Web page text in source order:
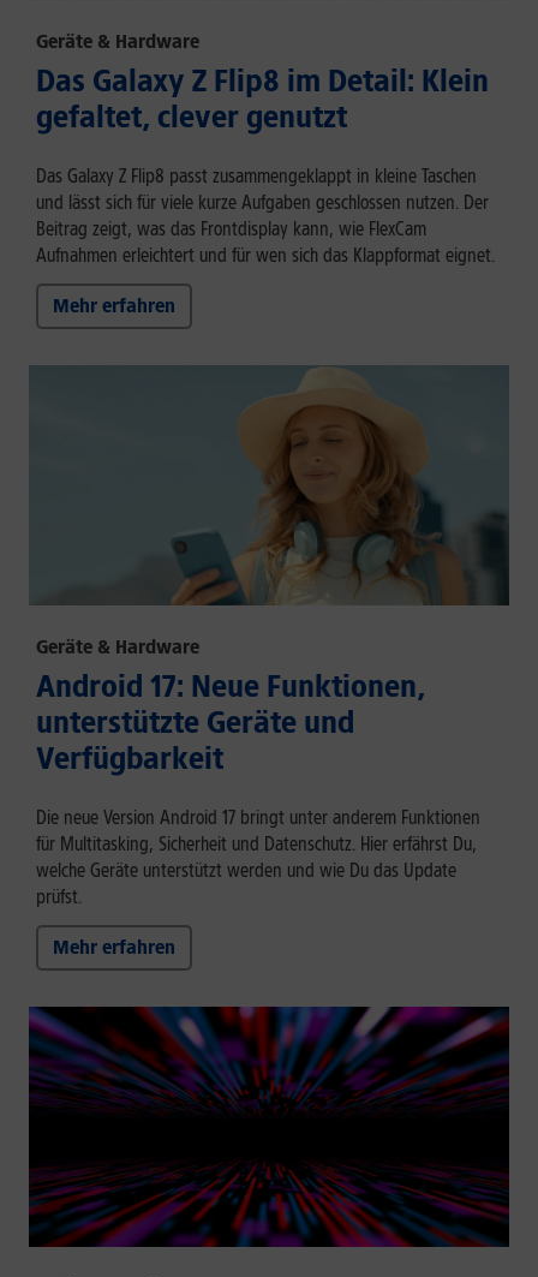
Geräte & Hardware
Das Galaxy Z Flip8 im Detail: Klein
gefaltet, clever genutzt
Das Galaxy Z Flip8 passt zusammengeklappt in kleine Taschen
und lässt sich für viele kurze Aufgaben geschlossen nutzen. Der
Beitrag zeigt, was das Frontdisplay kann, wie FlexCam
Aufnahmen erleichtert und für wen sich das Klappformat eignet.
Mehr erfahren
Geräte & Hardware
Android 17: Neue Funktionen,
unterstützte Geräte und
Verfügbarkeit
Die neue Version Android 17 bringt unter anderem Funktionen
für Multitasking, Sicherheit und Datenschutz. Hier erfährst Du,
welche Geräte unterstützt werden und wie Du das Update
prüfst.
Mehr erfahren